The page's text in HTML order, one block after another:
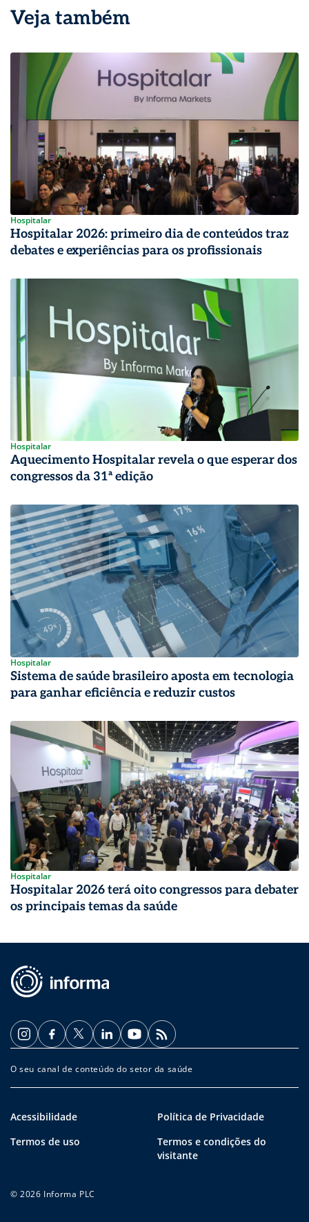
Veja também
Hospitalar
Hospitalar 2026: primeiro dia de conteúdos traz
debates e experiências para os profissionais
Hospitalar
Aquecimento Hospitalar revela o que esperar dos
congressos da 31ª edição
Hospitalar
Sistema de saúde brasileiro aposta em tecnologia
para ganhar eficiência e reduzir custos
Hospitalar
Hospitalar 2026 terá oito congressos para debater
os principais temas da saúde
O seu canal de conteúdo do setor da saúde
Acessibilidade
Política de Privacidade
Termos de uso
Termos e condições do
visitante
© 2026 Informa PLC